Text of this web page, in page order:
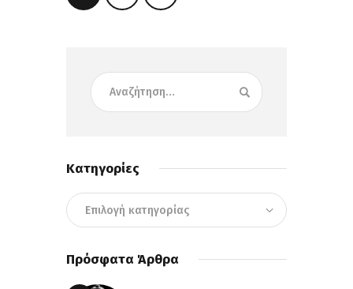
Κατηγορίες
Πρόσφατα Άρθρα